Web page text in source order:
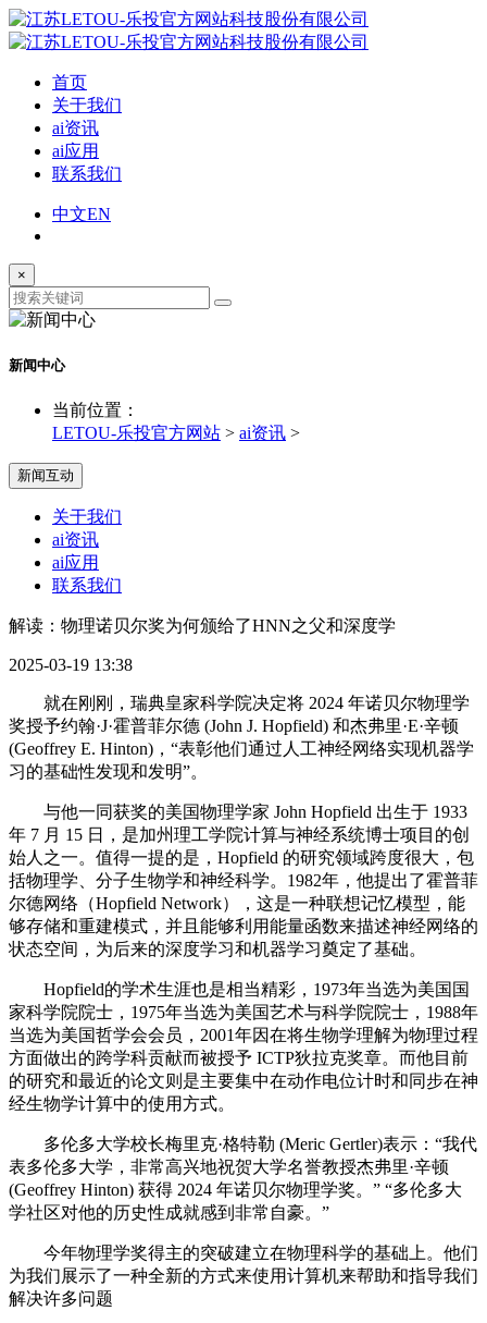
首页
关于我们
ai资讯
ai应用
联系我们
中文EN
×
新闻中心
当前位置：
LETOU-乐投官方网站 > ai资讯 >
新闻互动
关于我们
ai资讯
ai应用
联系我们
解读：物理诺贝尔奖为何颁给了HNN之父和深度学
2025-03-19 13:38
就在刚刚，瑞典皇家科学院决定将 2024 年诺贝尔物理学
奖授予约翰·J·霍普菲尔德 (John J. Hopfield) 和杰弗里·E·辛顿
(Geoffrey E. Hinton)，“表彰他们通过人工神经网络实现机器学
习的基础性发现和发明”。
与他一同获奖的美国物理学家 John Hopfield 出生于 1933
年 7 月 15 日，是加州理工学院计算与神经系统博士项目的创
始人之一。值得一提的是，Hopfield 的研究领域跨度很大，包
括物理学、分子生物学和神经科学。1982年，他提出了霍普菲
尔德网络（Hopfield Network），这是一种联想记忆模型，能
够存储和重建模式，并且能够利用能量函数来描述神经网络的
状态空间，为后来的深度学习和机器学习奠定了基础。
Hopfield的学术生涯也是相当精彩，1973年当选为美国国
家科学院院士，1975年当选为美国艺术与科学院院士，1988年
当选为美国哲学会会员，2001年因在将生物学理解为物理过程
方面做出的跨学科贡献而被授予 ICTP狄拉克奖章。而他目前
的研究和最近的论文则是主要集中在动作电位计时和同步在神
经生物学计算中的使用方式。
多伦多大学校长梅里克·格特勒 (Meric Gertler)表示：“我代
表多伦多大学，非常高兴地祝贺大学名誉教授杰弗里·辛顿
(Geoffrey Hinton) 获得 2024 年诺贝尔物理学奖。” “多伦多大
学社区对他的历史性成就感到非常自豪。”
今年物理学奖得主的突破建立在物理科学的基础上。他们
为我们展示了一种全新的方式来使用计算机来帮助和指导我们
解决许多问题